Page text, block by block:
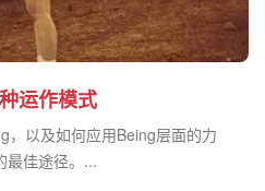
运作模式
，以及如何应用Being层面的力
最佳途径。...